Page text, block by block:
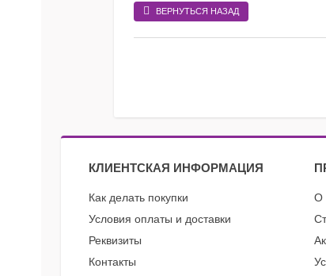
ВЕРНУТЬСЯ НАЗАД
КЛИЕНТСКАЯ ИНФОРМАЦИЯ
Как делать покупки
Условия оплаты и доставки
Реквизиты
Контакты
О